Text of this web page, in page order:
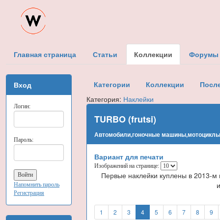
Главная страница Статьи Коллекции Форумы
Вход
Логин:
Пароль:
Напомнить пароль
Регистрация
Категории Коллекции
Категория: Наклейки
TURBO (frutsi)
Автомобили,гоночные
Вариант для печати
Изображений на странице:
Первые наклейки куплены в 2013-
1 2 3 4 5 6 7 8 9